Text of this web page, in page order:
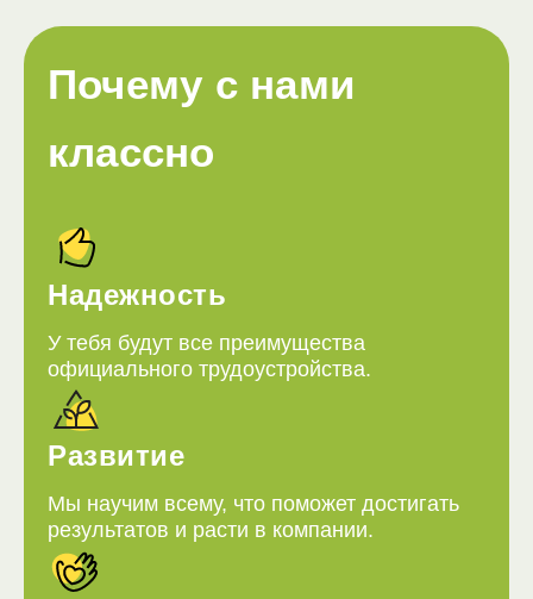
Почему с нами
классно
Надежность
У тебя будут все преимущества
официального трудоустройства.
Развитие
Мы научим всему, что поможет достигать
результатов и расти в компании.